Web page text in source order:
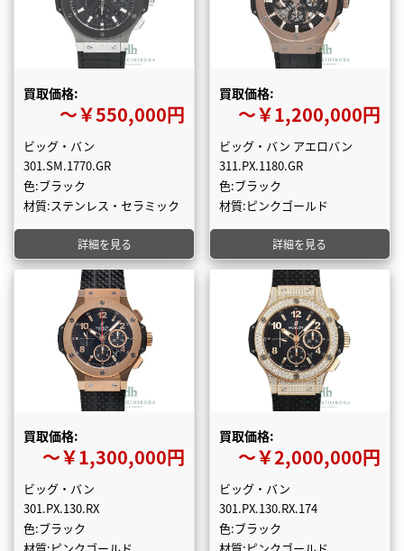
買取価格:
〜￥550,000円
ビッグ・バン
301.SM.1770.GR
色:ブラック
材質:ステンレス・セラミック
詳細を見る
買取価格:
〜￥1,200,000円
ビッグ・バン アエロバン
311.PX.1180.GR
色:ブラック
材質:ピンクゴールド
詳細を見る
買取価格:
〜￥1,300,000円
ビッグ・バン
301.PX.130.RX
色:ブラック
買取価格:
〜￥2,000,000円
ビッグ・バン
301.PX.130.RX.174
色:ブラック